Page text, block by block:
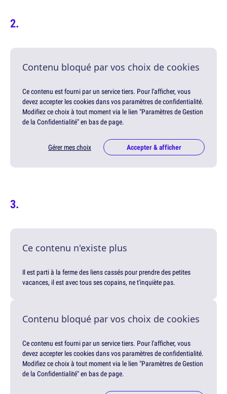
Contenu bloqué par vos choix de cookies
Ce contenu est fourni par un service tiers. Pour l'afficher, vous
devez accepter les cookies dans vos paramètres de confidentialité.
Modifiez ce choix à tout moment via le lien "Paramètres de Gestion
de la Confidentialité" en bas de page.
Gérer mes choix Accepter & afficher
Ce contenu n'existe plus
Il est parti à la ferme des liens cassés pour prendre des petites
vacances, il est avec tous ses copains, ne t'inquiète pas.
Contenu bloqué par vos choix de cookies
Ce contenu est fourni par un service tiers. Pour l'afficher, vous
devez accepter les cookies dans vos paramètres de confidentialité.
Modifiez ce choix à tout moment via le lien "Paramètres de Gestion
de la Confidentialité" en bas de page.